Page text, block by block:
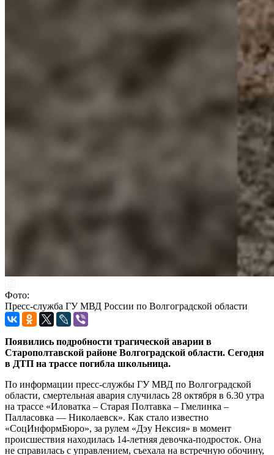
Фото:
Пресс-служба ГУ МВД России по Волгоградской области
Появились подробности трагической аварии в
Старополтавской районе Волгоградской области. Сегодня
в ДТП на трассе погибла школьница.
По информации пресс-службы ГУ МВД по Волгоградской
области, смертельная авария случилась 28 октября в 6.30 утра
на трассе «Иловатка – Старая Полтавка – Гмелинка –
Палласовка — Николаевск». Как стало известно
«СоцИнформБюро», за рулем «Дэу Нексия» в момент
происшествия находилась 14-летняя девочка-подросток. Она
не справилась с управлением, съехала на встречную обочину,